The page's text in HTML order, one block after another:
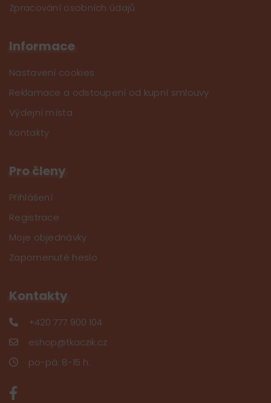
Zpracování osobních údajů
Informace
Nastavení cookies
Reklamace a odstoupení od kupní smlouvy
Výdejní místa
Kontakty
Pro členy
Přihlášení
Registrace
Moje objednávky
Zapomenuté heslo
Kontakty
+420 777 900 104
eshop@tkaczik.cz
po-pá: 8-15 h.